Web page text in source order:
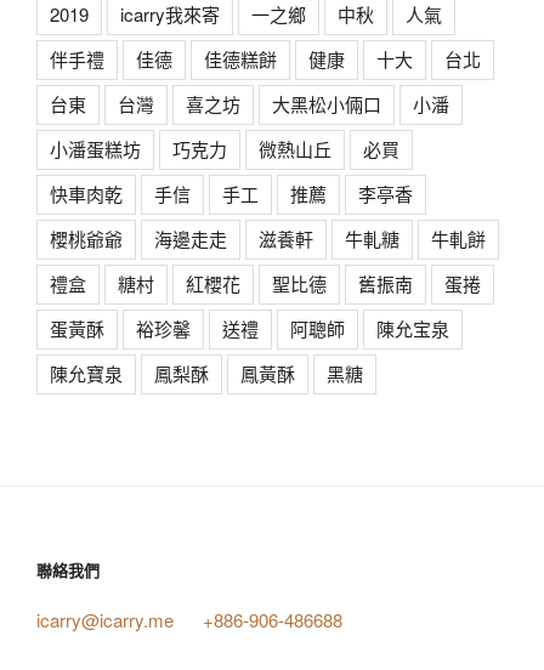
2019 icarry我來寄 一之鄉 中秋
人氣
伴手禮
佳德 佳德糕餅 健康 十大
台北
台東
台灣 喜之坊 大黑松小倆口
小潘
小潘蛋糕坊
巧克力 微熱山丘
必買
快車肉乾
手信 手工 推薦
李亭香
櫻桃爺爺
海邊走走 滋養軒 牛軋糖
牛軋餅
禮盒
糖村 紅櫻花 聖比德 舊振南
蛋捲
蛋黃酥
裕珍馨 送禮 阿聰師
陳允宝泉
陳允寶泉
鳳梨酥 鳳黃酥 黑糖
聯絡我們
icarry@icarry.me +886-906-486688